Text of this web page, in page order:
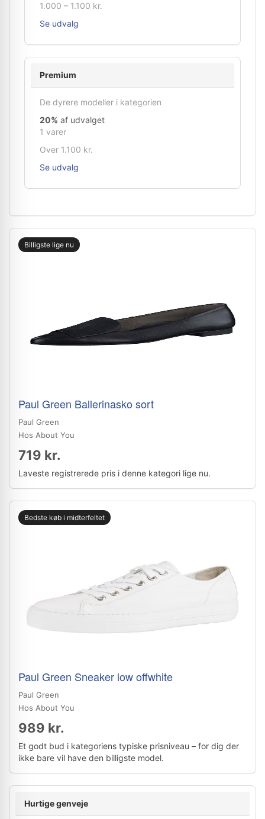
1.000 – 1.100 kr.
Se udvalg
Premium
De dyrere modeller i kategorien
20% af udvalget
1 varer
Over 1.100 kr.
Se udvalg
Billigste lige nu
Paul Green Ballerinasko sort
Paul Green
Hos About You
719 kr.
Laveste registrerede pris i denne kategori lige nu.
Bedste køb i midterfeltet
Paul Green Sneaker low offwhite
Paul Green
Hos About You
989 kr.
Et godt bud i kategoriens typiske prisniveau – for dig der
ikke bare vil have den billigste model.
Hurtige genveje